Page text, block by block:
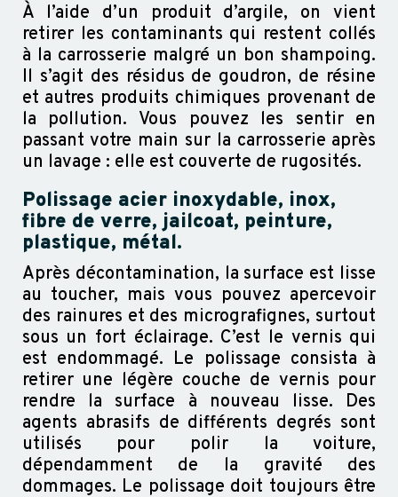
À l’aide d’un produit d’argile, on vient
retirer les contaminants qui restent collés
à la carrosserie malgré un bon shampoing.
Il s’agit des résidus de goudron, de résine
et autres produits chimiques provenant de
la pollution. Vous pouvez les sentir en
passant votre main sur la carrosserie après
un lavage : elle est couverte de rugosités.
Polissage acier inoxydable, inox,
fibre de verre, jailcoat, peinture,
plastique, métal.
Après décontamination, la surface est lisse
au toucher, mais vous pouvez apercevoir
des rainures et des micrografignes, surtout
sous un fort éclairage. C’est le vernis qui
est endommagé. Le polissage consista à
retirer une légère couche de vernis pour
rendre la surface à nouveau lisse. Des
agents abrasifs de différents degrés sont
utilisés pour polir la voiture,
dépendamment de la gravité des
dommages. Le polissage doit toujours être